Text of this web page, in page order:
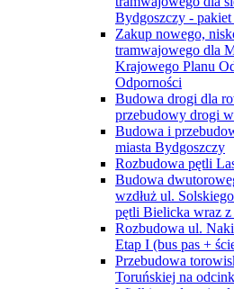
Bydgoszczy - pakiet
Zakup nowego,
tramwajowego dla
Krajowego Planu
Odporności
Budowa drogi dla
przebudowy drogi
Budowa i
miasta Bydgoszczy
Rozbudowa pętli
Budowa
wzdłuż ul.
pętli Bielicka wraz
Rozbudowa ul.
Etap I (bus pas +
Przebudowa
Toruńskiej na